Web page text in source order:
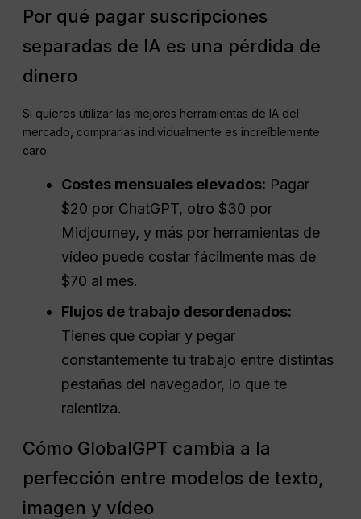
Por qué pagar suscripciones
separadas de IA es una pérdida de
dinero
Si quieres utilizar las mejores herramientas de IA del
mercado, comprarlas individualmente es increíblemente
caro.
Costes mensuales elevados: Pagar
$20 por ChatGPT, otro $30 por
Midjourney, y más por herramientas de
vídeo puede costar fácilmente más de
$70 al mes.
Flujos de trabajo desordenados:
Tienes que copiar y pegar
constantemente tu trabajo entre distintas
pestañas del navegador, lo que te
ralentiza.
Cómo GlobalGPT cambia a la
perfección entre modelos de texto,
imagen y vídeo